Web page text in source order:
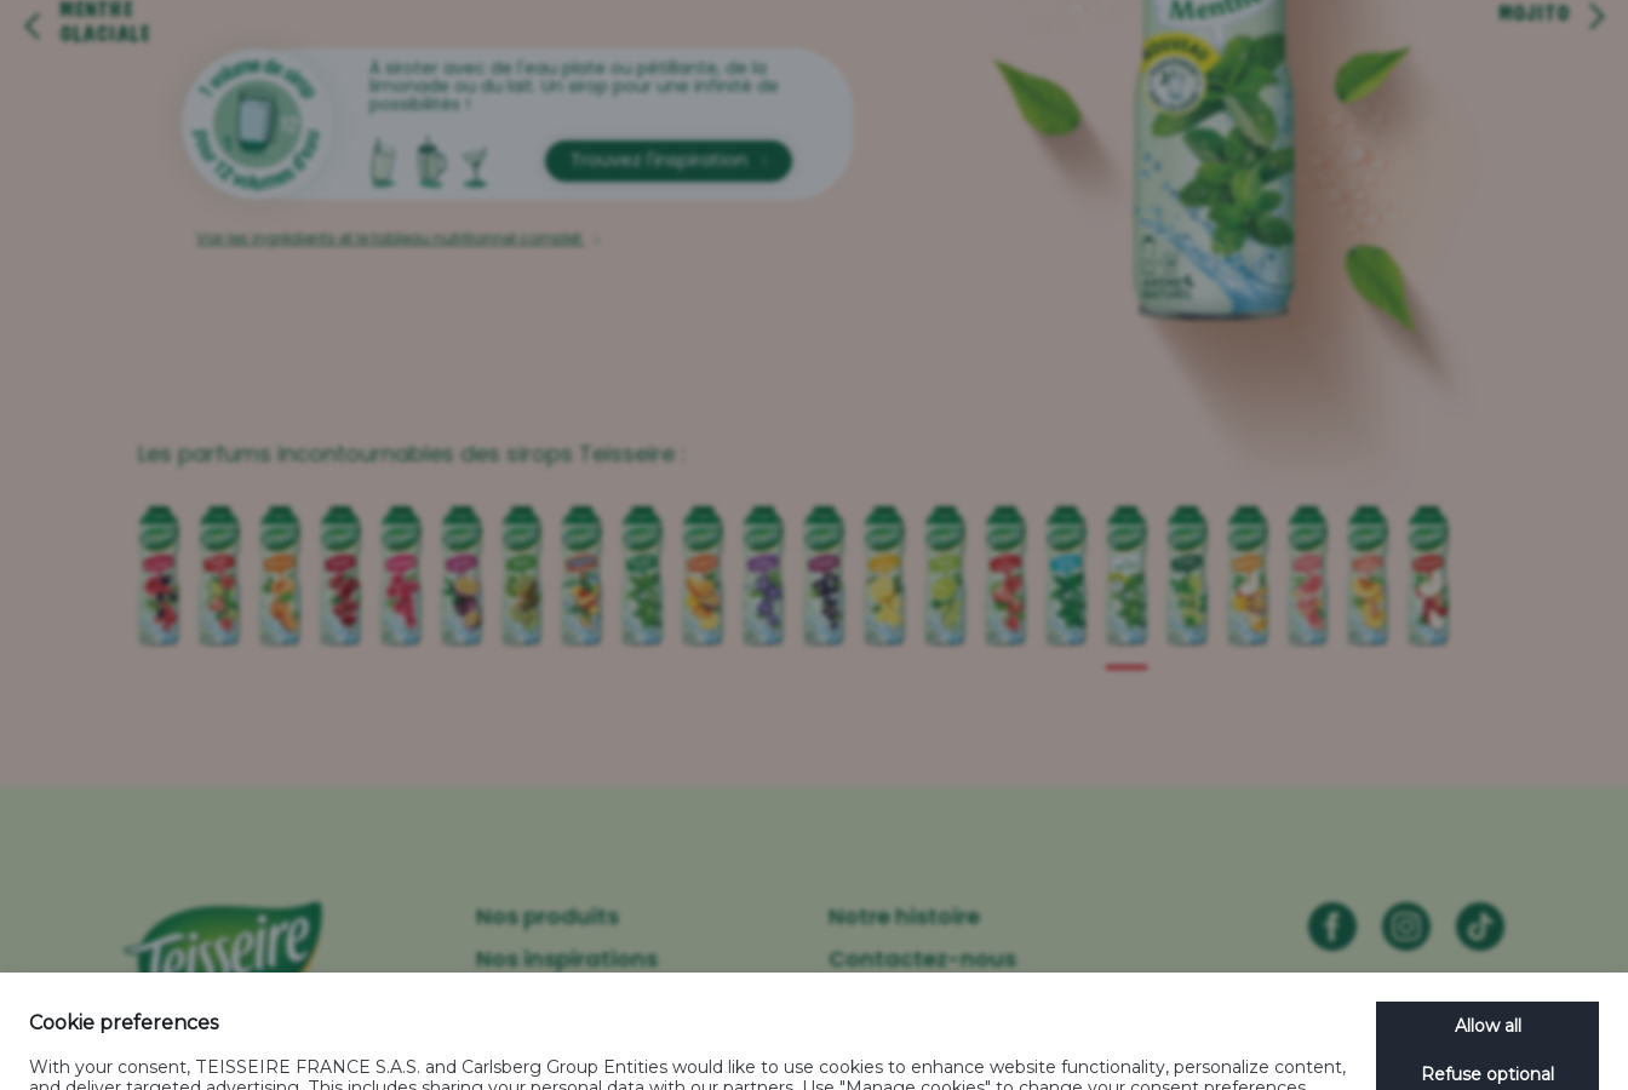
MENTHE
GLACIALE
MOJITO
À siroter avec de l'eau plate ou pétillante, de la
limonade ou du lait. Un sirop pour une infinité de
possibilités !
Trouvez l'inspiration
Voir les ingrédients et le tableau nutritionnel complet
Les parfums incontournables des sirops Teisseire :
Nos produits
Nos inspirations
Notre histoire
Contactez-nous
Cookie preferences
With your consent, TEISSEIRE FRANCE S.A.S. and Carlsberg Group Entities would like to use cookies to enhance website functionality, personalize content,
Allow all
Refuse optional